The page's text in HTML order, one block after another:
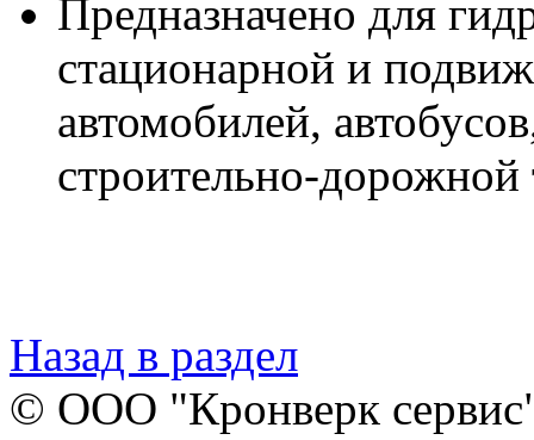
Предназначено для
стационарной и
автомобилей,
строительно-
Назад в раздел
© ООО "Кронверк